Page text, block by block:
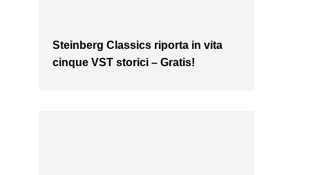
Steinberg Classics riporta in vita
cinque VST storici – Gratis!